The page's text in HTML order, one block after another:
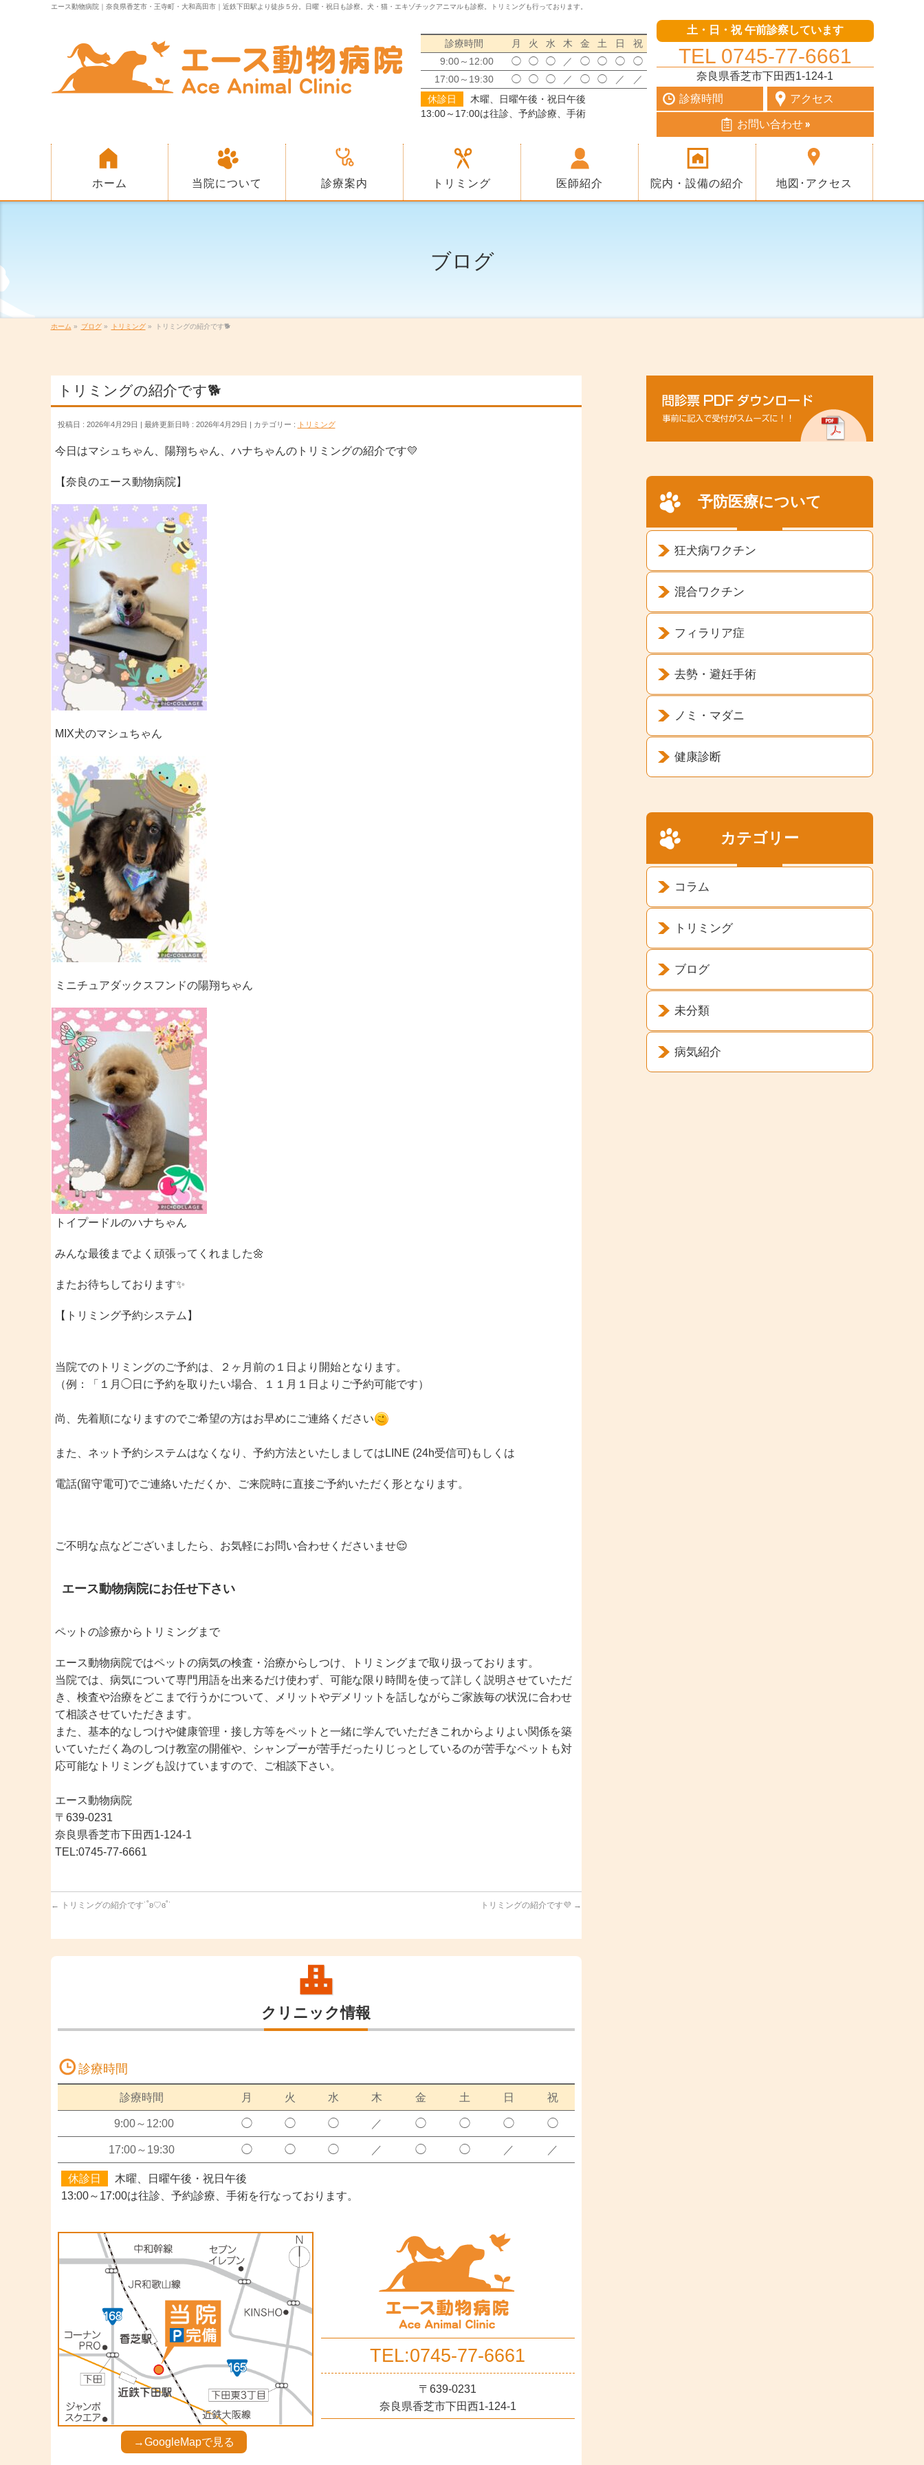
エース動物病院｜奈良県香芝市・王寺町・大和高田市｜近鉄下田駅より徒歩５分。日曜・祝日も診察。犬・猫・エキゾチックアニマルも診察。トリミングも行っております。
診療時間 月 火 水 木 金 土 日
祝
9:00～12:00
◯ ◯ ◯ ／ ◯ ◯ ◯
◯
17:00～19:30
◯ ◯ ◯ ／ ◯ ◯ ／
／
休診日
木曜、日曜午後・祝日午後
13:00～17:00は往診、予約診療、手術
土・日・祝 午前診察しています
TEL 0745-77-6661
奈良県香芝市下田西1-124-1
診療時間
アクセス
お問い合わせ »
ホーム 当院について 診療案内 トリミング 医師紹介 院内・設備の紹介 地図･アクセス
ブログ
ホーム » ブログ» トリミング» トリミングの紹介です🐕
トリミングの紹介です🐕
投稿日 : 2026年4月29日 最終更新日時 : 2026年4月29日 カテゴリー : トリミング
今日はマシュちゃん、陽翔ちゃん、ハナちゃんのトリミングの紹介です💛
【奈良のエース動物病院】
MIX犬のマシュちゃん
ミニチュアダックスフンドの陽翔ちゃん
トイプードルのハナちゃん
みんな最後までよく頑張ってくれました🌼
またお待ちしております✨
【トリミング予約システム】
当院でのトリミングのご予約は、２ヶ月前の１日より開始となります。
（例：「１月◯日に予約を取りたい場合、１１月１日よりご予約可能です）
尚、先着順になりますのでご希望の方はお早めにご連絡ください
また、ネット予約システムはなくなり、予約方法といたしましてはLINE (24h受信可)もしくは
電話(留守電可)でご連絡いただくか、ご来院時に直接ご予約いただく形となります。
ご不明な点などございましたら、お気軽にお問い合わせくださいませ😌
エース動物病院にお任せ下さい
ペットの診療からトリミングまで
エース動物病院ではペットの病気の検査・治療からしつけ、トリミングまで取り扱っております。
当院では、病気について専門用語を出来るだけ使わず、可能な限り時間を使って詳しく説明させていただ
き、検査や治療をどこまで行うかについて、メリットやデメリットを話しながらご家族毎の状況に合わせ
て相談させていただきます。
また、基本的なしつけや健康管理・接し方等をペットと一緒に学んでいただきこれからよりよい関係を築
いていただく為のしつけ教室の開催や、シャンプーが苦手だったりじっとしているのが苦手なペットも対
応可能なトリミングも設けていますので、ご相談下さい。
エース動物病院
〒639-0231
奈良県香芝市下田西1-124-1
TEL:0745-77-6661
← トリミングの紹介です˙˚ʚ♡ɞ˚˙ トリミングの紹介です💜 →
クリニック情報
診療時間
診療時間 月 火 水 木 金 土 日 祝
9:00～12:00 ◯ ◯ ◯ ／ ◯ ◯ ◯ ◯
17:00～19:30 ◯ ◯ ◯ ／ ◯ ◯ ／ ／
休診日
木曜、日曜午後・祝日午後
13:00～17:00は往診、予約診療、手術を行なっております。
→GoogleMapで見る
TEL:0745-77-6661
〒639-0231
奈良県香芝市下田西1-124-1
予防医療について
狂犬病ワクチン
混合ワクチン
フィラリア症
去勢・避妊手術
ノミ・マダニ
健康診断
カテゴリー
コラム
トリミング
ブログ
未分類
病気紹介